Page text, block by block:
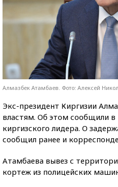
Алмазбек Атамбаев. Фото: Алексей
Экс-президент Киргизии
властям. Об этом сообщили
киргизского лидера. О
сообщил ранее и
Атамбаева вывез с
кортеж из полицейских